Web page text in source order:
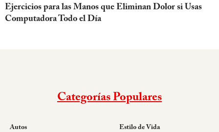
Ejercicios para las Manos que Eliminan Dolor si Usas
Computadora Todo el Día
Categorías Populares
Autos Estilo de Vida